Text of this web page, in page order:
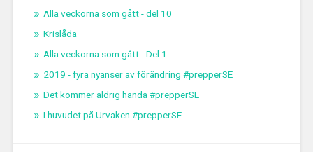
Alla veckorna som gått - del 10
Krislåda
Alla veckorna som gått - Del 1
2019 - fyra nyanser av förändring #prepperSE
Det kommer aldrig hända #prepperSE
I huvudet på Urvaken #prepperSE